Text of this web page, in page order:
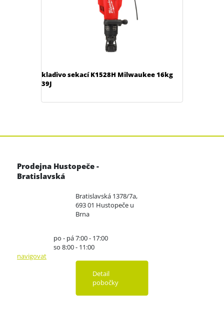
kladivo sekací K1528H Milwaukee 16kg
39J
Prodejna Hustopeče -
Bratislavská
Bratislavská 1378/7a,
693 01 Hustopeče u
Brna
po - pá 7:00 - 17:00
so 8:00 - 11:00
navigovat
Detail
pobočky